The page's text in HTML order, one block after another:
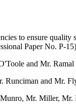
to ensure quality
Paper No. P-
and Mr. Ramal
Runciman and Mr.
Mr. Miller, Mr.